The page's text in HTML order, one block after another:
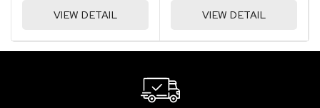
VIEW DETAIL VIEW DETAIL